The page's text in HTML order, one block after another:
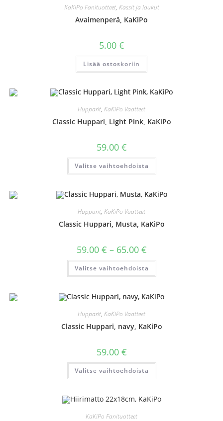
KaKiPo Fanituotteet, Kassit ja laukut
Avaimenperä, KaKiPo
5.00 €
Lisää ostoskoriin
Hupparit, KaKiPo Vaatteet
Classic Huppari, Light Pink, KaKiPo
59.00 €
Valitse vaihtoehdoista
Tällä
on
Voit
sivulla.
Hupparit, KaKiPo Vaatteet
Classic Huppari, Musta, KaKiPo
59.00 € – 65.00 €Hintaluokka:
59.00 €
-
65.00 €
Valitse vaihtoehdoista
Tällä
on
Voit
sivulla.
Hupparit, KaKiPo Vaatteet
Classic Huppari, navy, KaKiPo
59.00 €
Valitse vaihtoehdoista
Tällä
on
Voit
KaKiPo Fanituotteet